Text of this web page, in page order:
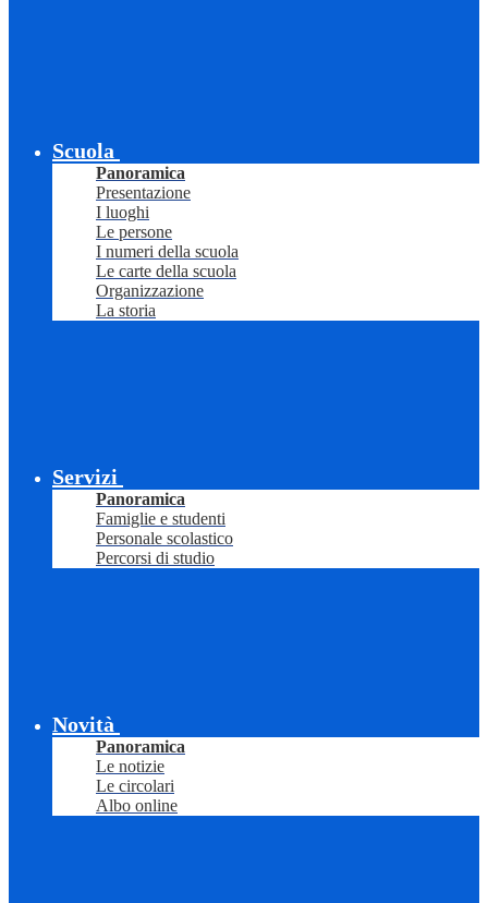
Scuola
Panoramica
Presentazione
I luoghi
Le persone
I numeri della scuola
Le carte della scuola
Organizzazione
La storia
Servizi
Panoramica
Famiglie e studenti
Personale scolastico
Percorsi di studio
Novità
Panoramica
Le notizie
Le circolari
Albo online